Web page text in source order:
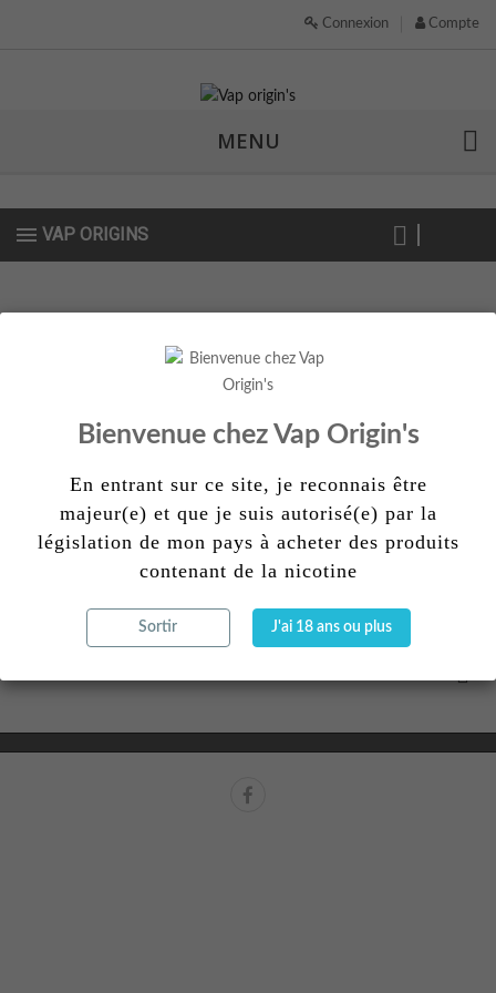
Compte
Connexion
MENU
VAP ORIGINS
Actuellement indisponible
Bientôt disponible
CONTACTEZ-NOUS
Bienvenue chez Vap Origin's
En entrant sur ce site, je reconnais être
majeur(e) et que je suis autorisé(e) par la
législation de mon pays à acheter des produits
contenant de la nicotine
Sortir J'ai 18 ans ou plus